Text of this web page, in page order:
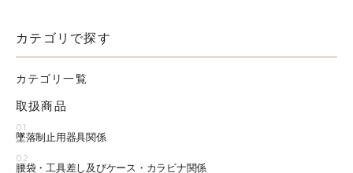
カテゴリで探す
カテゴリ一覧
取扱商品
01
墜落制止用器具関係
02
腰袋・工具差し及びケース・カラビナ関係